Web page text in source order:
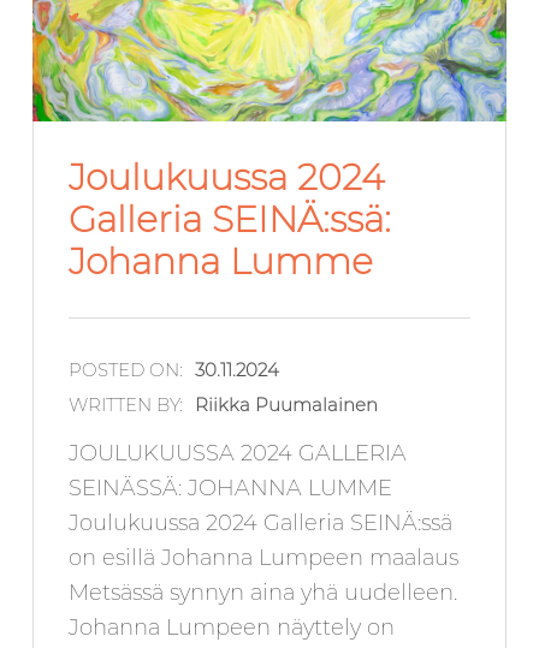
Joulukuussa 2024
Galleria SEINÄ:ssä:
Johanna Lumme
POSTED ON:
30.11.2024
WRITTEN BY:
Riikka Puumalainen
JOULUKUUSSA 2024 GALLERIA
SEINÄSSÄ: JOHANNA LUMME
Joulukuussa 2024 Galleria SEINÄ:ssä
on esillä Johanna Lumpeen maalaus
Metsässä synnyn aina yhä uudelleen.
Johanna Lumpeen näyttely on